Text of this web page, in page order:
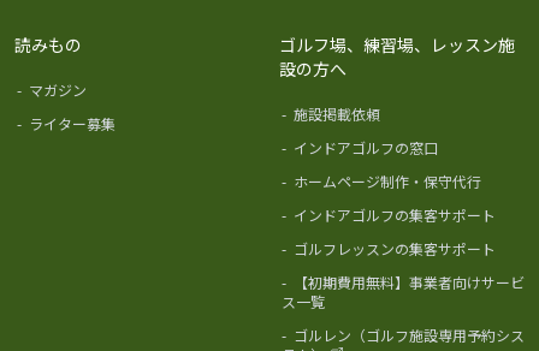
読みもの
- マガジン
- ライター募集
ゴルフ場、練習場、レッスン施
設の方へ
- 施設掲載依頼
- インドアゴルフの窓口
- ホームページ制作・保守代行
- インドアゴルフの集客サポート
- ゴルフレッスンの集客サポート
-
【初期費用無料】事業者向けサービ
ス一覧
- ゴルレン（ゴルフ施設専用予約シス